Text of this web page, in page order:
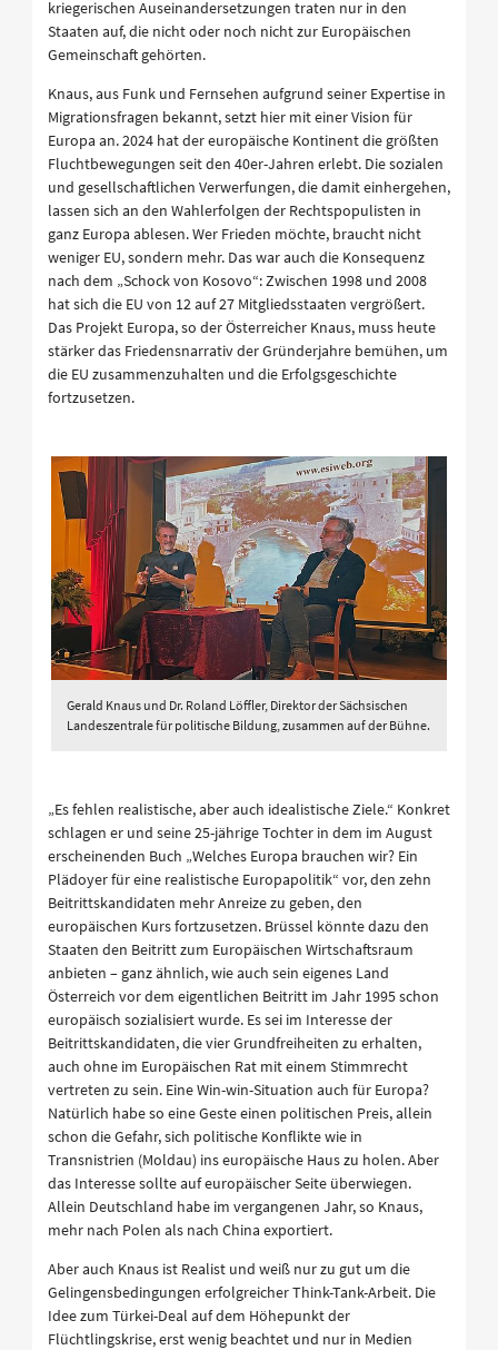
kriegerischen Auseinandersetzungen traten nur in den
Staaten auf, die nicht oder noch nicht zur Europäischen
Gemeinschaft gehörten.
Knaus, aus Funk und Fernsehen aufgrund seiner Expertise in
Migrationsfragen bekannt, setzt hier mit einer Vision für
Europa an. 2024 hat der europäische Kontinent die größten
Fluchtbewegungen seit den 40er-Jahren erlebt. Die sozialen
und gesellschaftlichen Verwerfungen, die damit einhergehen,
lassen sich an den Wahlerfolgen der Rechtspopulisten in
ganz Europa ablesen. Wer Frieden möchte, braucht nicht
weniger EU, sondern mehr. Das war auch die Konsequenz
nach dem „Schock von Kosovo“: Zwischen 1998 und 2008
hat sich die EU von 12 auf 27 Mitgliedsstaaten vergrößert.
Das Projekt Europa, so der Österreicher Knaus, muss heute
stärker das Friedensnarrativ der Gründerjahre bemühen, um
die EU zusammenzuhalten und die Erfolgsgeschichte
fortzusetzen.
Gerald Knaus und Dr. Roland Löffler, Direktor der Sächsischen
Landeszentrale für politische Bildung, zusammen auf der Bühne.
„Es fehlen realistische, aber auch idealistische Ziele.“ Konkret
schlagen er und seine 25-jährige Tochter in dem im August
erscheinenden Buch „Welches Europa brauchen wir? Ein
Plädoyer für eine realistische Europapolitik“ vor, den zehn
Beitrittskandidaten mehr Anreize zu geben, den
europäischen Kurs fortzusetzen. Brüssel könnte dazu den
Staaten den Beitritt zum Europäischen Wirtschaftsraum
anbieten – ganz ähnlich, wie auch sein eigenes Land
Österreich vor dem eigentlichen Beitritt im Jahr 1995 schon
europäisch sozialisiert wurde. Es sei im Interesse der
Beitrittskandidaten, die vier Grundfreiheiten zu erhalten,
auch ohne im Europäischen Rat mit einem Stimmrecht
vertreten zu sein. Eine Win-win-Situation auch für Europa?
Natürlich habe so eine Geste einen politischen Preis, allein
schon die Gefahr, sich politische Konflikte wie in
Transnistrien (Moldau) ins europäische Haus zu holen. Aber
das Interesse sollte auf europäischer Seite überwiegen.
Allein Deutschland habe im vergangenen Jahr, so Knaus,
mehr nach Polen als nach China exportiert.
Aber auch Knaus ist Realist und weiß nur zu gut um die
Gelingensbedingungen erfolgreicher Think-Tank-Arbeit. Die
Idee zum Türkei-Deal auf dem Höhepunkt der
Flüchtlingskrise, erst wenig beachtet und nur in Medien